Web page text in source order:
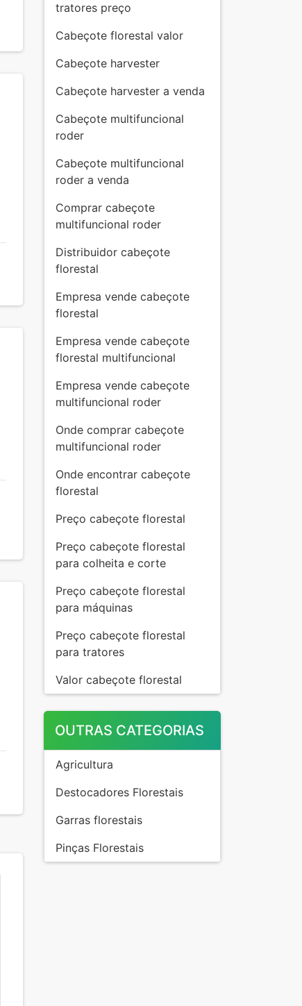
tratores preço
Cabeçote florestal valor
Cabeçote harvester
Cabeçote harvester a venda
Cabeçote multifuncional
roder
Cabeçote multifuncional
roder a venda
Comprar cabeçote
multifuncional roder
Distribuidor cabeçote
florestal
Empresa vende cabeçote
florestal
Empresa vende cabeçote
florestal multifuncional
Empresa vende cabeçote
multifuncional roder
Onde comprar cabeçote
multifuncional roder
Onde encontrar cabeçote
florestal
Preço cabeçote florestal
Preço cabeçote florestal
para colheita e corte
Preço cabeçote florestal
para máquinas
Preço cabeçote florestal
para tratores
Valor cabeçote florestal
OUTRAS CATEGORIAS
Agricultura
Destocadores Florestais
Garras florestais
Pinças Florestais